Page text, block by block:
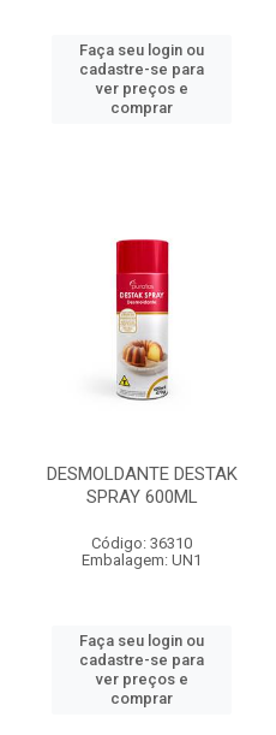
Faça seu login ou
cadastre-se para
ver preços e
comprar
DESMOLDANTE DESTAK
SPRAY 600ML
Código: 36310
Embalagem: UN1
Faça seu login ou
cadastre-se para
ver preços e
comprar